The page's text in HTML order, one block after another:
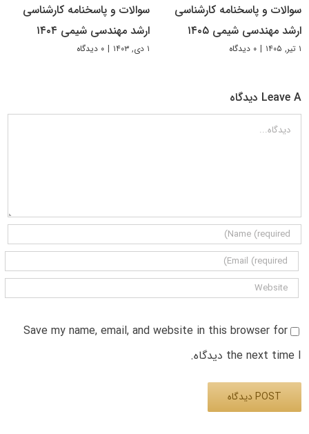
سوالات و پاسخنامه کارشناسی
ارشد مهندسی شیمی ۱۴۰۵
۱ تیر, ۱۴۰۵ | ۰ دیدگاه
سوالات و پاسخنامه کارشناسی
ارشد مهندسی شیمی ۱۴۰۴
۱ دی, ۱۴۰۳ | ۰ دیدگاه
Leave A دیدگاه
دیدگاه
Save my name, email, and website in this browser for
the next time I دیدگاه.